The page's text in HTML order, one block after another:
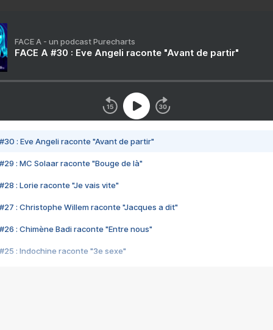
FACE A - un podcast Purecharts
FACE A #30 : Eve Angeli raconte "Avant de partir"
#30 : Eve Angeli raconte "Avant de partir"
#29 : MC Solaar raconte "Bouge de là"
#28 : Lorie raconte "Je vais vite"
#27 : Christophe Willem raconte "Jacques a dit"
#26 : Chimène Badi raconte "Entre nous"
#25 : Indochine raconte "3e sexe"